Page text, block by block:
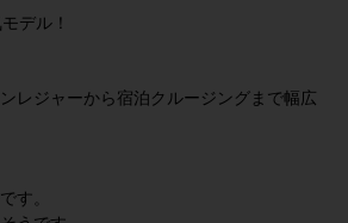
デル！
レジャーから宿泊クルージングまで幅広
す。